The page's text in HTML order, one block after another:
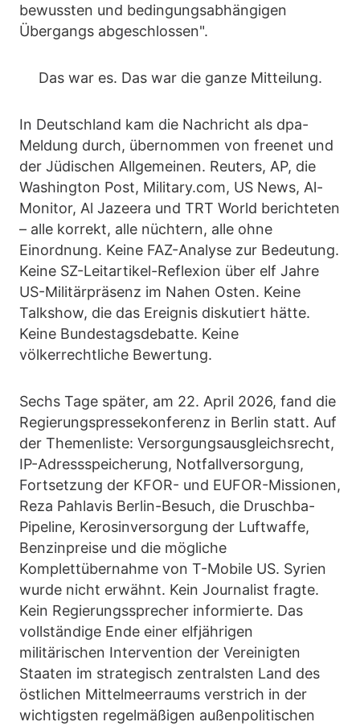
bewussten und bedingungsabhängigen
Übergangs abgeschlossen".
Das war es. Das war die ganze Mitteilung.
In Deutschland kam die Nachricht als dpa-
Meldung durch, übernommen von freenet und
der Jüdischen Allgemeinen. Reuters, AP, die
Washington Post, Military.com, US News, Al-
Monitor, Al Jazeera und TRT World berichteten
– alle korrekt, alle nüchtern, alle ohne
Einordnung. Keine FAZ-Analyse zur Bedeutung.
Keine SZ-Leitartikel-Reflexion über elf Jahre
US-Militärpräsenz im Nahen Osten. Keine
Talkshow, die das Ereignis diskutiert hätte.
Keine Bundestagsdebatte. Keine
völkerrechtliche Bewertung.
Sechs Tage später, am 22. April 2026, fand die
Regierungspressekonferenz in Berlin statt. Auf
der Themenliste: Versorgungsausgleichsrecht,
IP-Adressspeicherung, Notfallversorgung,
Fortsetzung der KFOR- und EUFOR-Missionen,
Reza Pahlavis Berlin-Besuch, die Druschba-
Pipeline, Kerosinversorgung der Luftwaffe,
Benzinpreise und die mögliche
Komplettübernahme von T-Mobile US. Syrien
wurde nicht erwähnt. Kein Journalist fragte.
Kein Regierungssprecher informierte. Das
vollständige Ende einer elfjährigen
militärischen Intervention der Vereinigten
Staaten im strategisch zentralsten Land des
östlichen Mittelmeerraums verstrich in der
wichtigsten regelmäßigen außenpolitischen